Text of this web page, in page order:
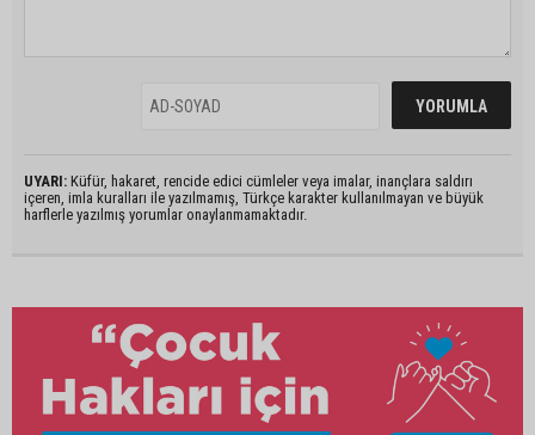
UYARI: Küfür, hakaret, rencide edici cümleler veya imalar, inançlara saldırı
içeren, imla kuralları ile yazılmamış, Türkçe karakter kullanılmayan ve büyük
harflerle yazılmış yorumlar onaylanmamaktadır.